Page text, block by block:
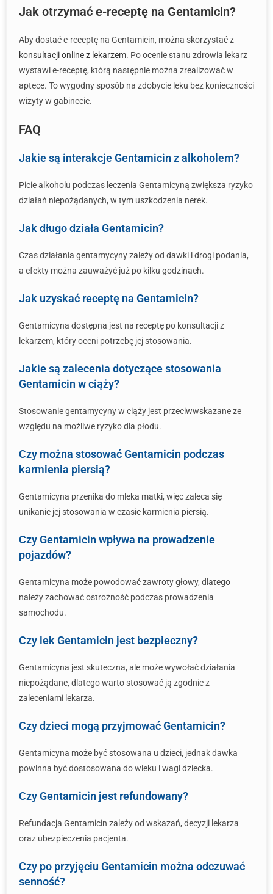
Jak otrzymać e-receptę na Gentamicin?
Aby dostać e-receptę na Gentamicin, można skorzystać z
konsultacji online z lekarzem. Po ocenie stanu zdrowia lekarz
wystawi e-receptę, którą następnie można zrealizować w
aptece. To wygodny sposób na zdobycie leku bez konieczności
wizyty w gabinecie.
FAQ
Jakie są interakcje Gentamicin z alkoholem?
Picie alkoholu podczas leczenia Gentamicyną zwiększa ryzyko
działań niepożądanych, w tym uszkodzenia nerek.
Jak długo działa Gentamicin?
Czas działania gentamycyny zależy od dawki i drogi podania,
a efekty można zauważyć już po kilku godzinach.
Jak uzyskać receptę na Gentamicin?
Gentamicyna dostępna jest na receptę po konsultacji z
lekarzem, który oceni potrzebę jej stosowania.
Jakie są zalecenia dotyczące stosowania
Gentamicin w ciąży?
Stosowanie gentamycyny w ciąży jest przeciwwskazane ze
względu na możliwe ryzyko dla płodu.
Czy można stosować Gentamicin podczas
karmienia piersią?
Gentamicyna przenika do mleka matki, więc zaleca się
unikanie jej stosowania w czasie karmienia piersią.
Czy Gentamicin wpływa na prowadzenie
pojazdów?
Gentamicyna może powodować zawroty głowy, dlatego
należy zachować ostrożność podczas prowadzenia
samochodu.
Czy lek Gentamicin jest bezpieczny?
Gentamicyna jest skuteczna, ale może wywołać działania
niepożądane, dlatego warto stosować ją zgodnie z
zaleceniami lekarza.
Czy dzieci mogą przyjmować Gentamicin?
Gentamicyna może być stosowana u dzieci, jednak dawka
powinna być dostosowana do wieku i wagi dziecka.
Czy Gentamicin jest refundowany?
Refundacja Gentamicin zależy od wskazań, decyzji lekarza
oraz ubezpieczenia pacjenta.
Czy po przyjęciu Gentamicin można odczuwać
senność?